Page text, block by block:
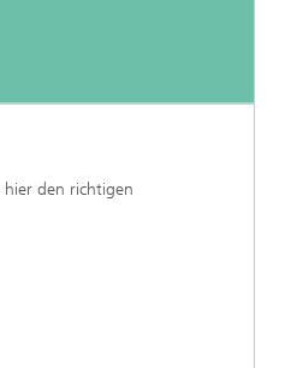
hier den richtigen